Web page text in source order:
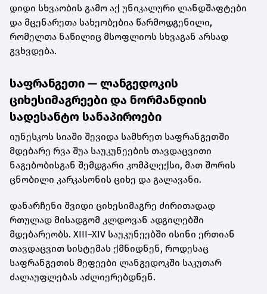
დიდი სხვაობის გამო აქ უნიკალური ლანდშაფტები
და მცენარეთა სახეობებია წარმოდგენილი,
რომელთა ნაწილიც მსოფლიოს სხვაგან არსად
გვხვდება.
საფრანგეთი — ლანგედოკის
ციხესიმაგრეები და ნორმანდიის
სადესანტო სანაპიროები
იუნესკოს სიაში შევიდა სამხრეთ საფრანგეთში
მდებარე რვა შუა საუკუნეების თავდაცვითი
ნაგებობისგან შემდგარი კომპლექსი, მათ შორის
ცნობილი კარკასონის ციხე და გალავანი.
დანარჩენი შვიდი ციხესიმაგრე ძირითადად
რთულად მისადგომ კლდოვან ადგილებში
მდებარეობს. XIII–XIV საუკუნეებში ისინი ერთიან
თავდაცვით სისტემას ქმნიდნენ, როდესაც
საფრანგეთის მეფეები ლანგედოკში საკუთარ
ძალაუფლებას აძლიერებდნენ.